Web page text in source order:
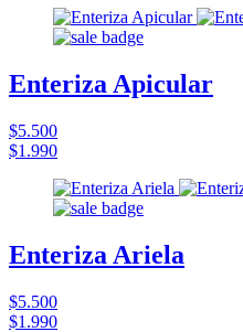
Enteriza Apicular
$5.500
$1.990
Enteriza Ariela
$5.500
$1.990